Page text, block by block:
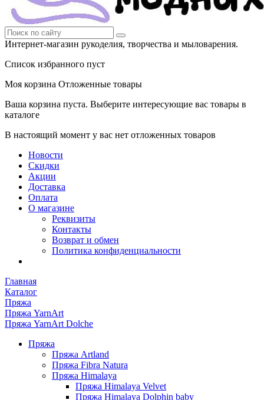
Интернет-магазин рукоделия, творчества и мыловарения.
Список избранного пуст
Моя корзина Отложенные товары
Ваша корзина пуста. Выберите интересующие вас товары в
каталоге
В настоящий момент у вас нет отложенных товаров
Новости
Скидки
Акции
Доставка
Оплата
О магазине
Реквизиты
Контакты
Возврат и обмен
Политика конфиденциальности
Главная
Каталог
Пряжа
Пряжа YarnArt
Пряжа YarnArt Dolche
Пряжа
Пряжа Artland
Пряжа Fibra Natura
Пряжа Himalaya
Пряжа Himalaya Velvet
Пряжа Himalaya Dolphin baby